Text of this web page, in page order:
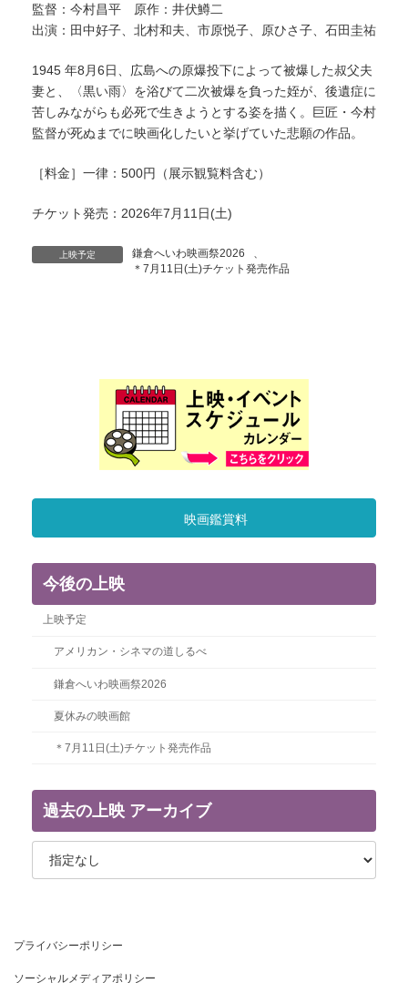
監督：今村昌平 原作：井伏鱒二
出演：田中好子、北村和夫、市原悦子、原ひさ子、石田圭祐
1945 年8月6日、広島への原爆投下によって被爆した叔父夫
妻と、〈黒い雨〉を浴びて二次被爆を負った姪が、後遺症に
苦しみながらも必死で生きようとする姿を描く。巨匠・今村
監督が死ぬまでに映画化したいと挙げていた悲願の作品。
［料金］一律：500円（展示観覧料含む）
チケット発売：2026年7月11日(土)
上映予定 鎌倉へいわ映画祭2026
、
＊7月11日(土)チケット発売作品
映画鑑賞料
今後の上映
上映予定
アメリカン・シネマの道しるべ
鎌倉へいわ映画祭2026
夏休みの映画館
＊7月11日(土)チケット発売作品
過去の上映 アーカイブ
プライバシーポリシー
ソーシャルメディアポリシー